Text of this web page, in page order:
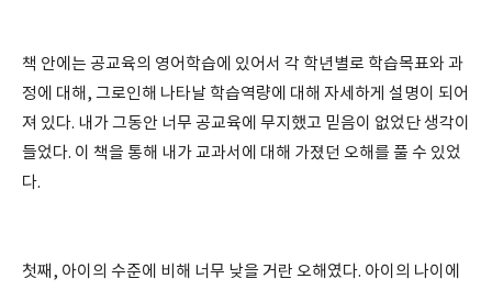
책 안에는 공교육의 영어학습에 있어서 각 학년별로 학습목표와 과
정에 대해, 그로인해 나타날 학습역량에 대해 자세하게 설명이 되어
져 있다. 내가 그동안 너무 공교육에 무지했고 믿음이 없었단 생각이
들었다. 이 책을 통해 내가 교과서에 대해 가졌던 오해를 풀 수 있었
다.
첫째, 아이의 수준에 비해 너무 낮을 거란 오해였다. 아이의 나이에